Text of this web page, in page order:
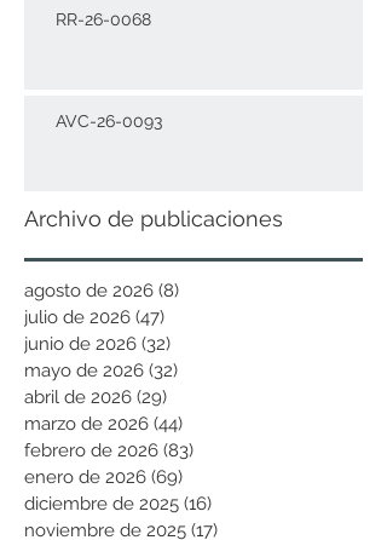
RR-26-0068
AVC-26-0093
Archivo de publicaciones
agosto de 2026 (8)
julio de 2026 (47)
junio de 2026 (32)
mayo de 2026 (32)
abril de 2026 (29)
marzo de 2026 (44)
febrero de 2026 (83)
enero de 2026 (69)
diciembre de 2025 (16)
noviembre de 2025 (17)